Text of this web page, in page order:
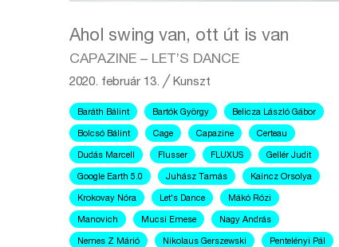
Ahol swing van, ott út is van
CAPAZINE – LET’S DANCE
2020. február 13. ╱Kunszt
Baráth Bálint Bartók György Belicza László Gábor
Bolcsó Bálint Cage Capazine Certeau
Dudás Marcell Flusser FLUXUS Gellér Judit
Google Earth 5.0 Juhász Tamás Kaincz Orsolya
Krokovay Nóra Let's Dance Mákó Rózi
Manovich Mucsi Emese Nagy András
Nemes Z Márió Nikolaus Gerszewski Pentelényi Pál